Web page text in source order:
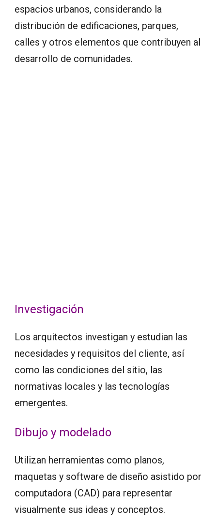
espacios urbanos, considerando la
distribución de edificaciones, parques,
calles y otros elementos que contribuyen al
desarrollo de comunidades.
Investigación
Los arquitectos investigan y estudian las
necesidades y requisitos del cliente, así
como las condiciones del sitio, las
normativas locales y las tecnologías
emergentes.
Dibujo y modelado
Utilizan herramientas como planos,
maquetas y software de diseño asistido por
computadora (CAD) para representar
visualmente sus ideas y conceptos.